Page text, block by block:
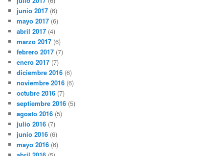
junio 2017 (6)
mayo 2017 (6)
abril 2017 (4)
marzo 2017 (6)
febrero 2017 (7)
enero 2017 (7)
diciembre 2016 (6)
noviembre 2016 (6)
octubre 2016 (7)
septiembre 2016 (5)
agosto 2016 (5)
julio 2016 (7)
junio 2016 (6)
mayo 2016 (6)